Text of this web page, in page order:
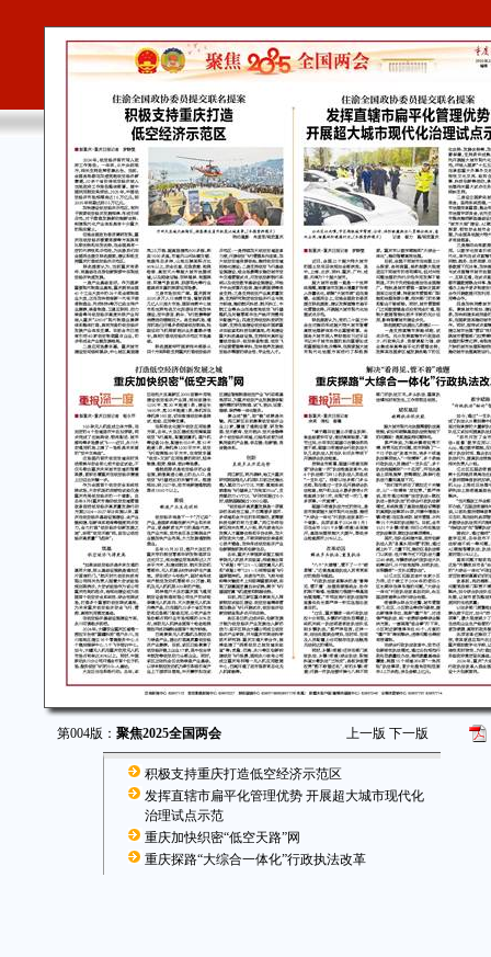
第004版： 聚焦2025全国两会 上一版 下一版
积极支持重庆打造低空经济示范区
发挥直辖市扁平化管理优势 开展超大城市现代化
治理试点示范
重庆加快织密“低空天路”网
重庆探路“大综合一体化”行政执法改革